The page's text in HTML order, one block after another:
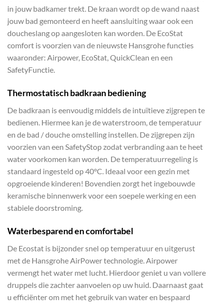
in jouw badkamer trekt. De kraan wordt op de wand naast
jouw bad gemonteerd en heeft aansluiting waar ook een
doucheslang op aangesloten kan worden. De EcoStat
comfort is voorzien van de nieuwste Hansgrohe functies
waaronder: Airpower, EcoStat, QuickClean en een
SafetyFunctie.
Thermostatisch badkraan bediening
De badkraan is eenvoudig middels de intuïtieve zijgrepen te
bedienen. Hiermee kan je de waterstroom, de temperatuur
en de bad / douche omstelling instellen. De zijgrepen zijn
voorzien van een SafetyStop zodat verbranding aan te heet
water voorkomen kan worden. De temperatuurregeling is
standaard ingesteld op 40°C. Ideaal voor een gezin met
opgroeiende kinderen! Bovendien zorgt het ingebouwde
keramische binnenwerk voor een soepele werking en een
stabiele doorstroming.
Waterbesparend en comfortabel
De Ecostat is bijzonder snel op temperatuur en uitgerust
met de Hansgrohe AirPower technologie. Airpower
vermengt het water met lucht. Hierdoor geniet u van vollere
druppels die zachter aanvoelen op uw huid. Daarnaast gaat
u efficiënter om met het gebruik van water en bespaard